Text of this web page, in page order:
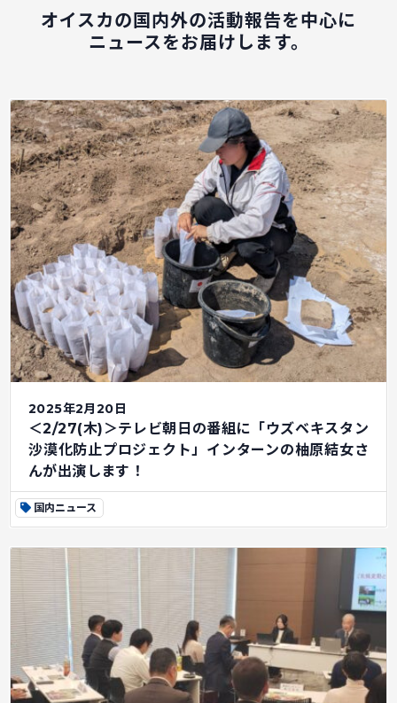
オイスカの国内外の活動報告を中心に
ニュースをお届けします。
2025年2月20日
＜2/27(木)＞テレビ朝日の番組に「ウズベキスタン
沙漠化防止プロジェクト」インターンの柚原結女さ
んが出演します！
国内ニュース